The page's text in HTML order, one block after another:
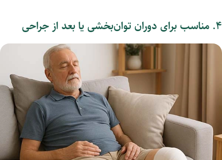
۴. مناسب برای دوران توان‌بخشی یابعد از جراحی